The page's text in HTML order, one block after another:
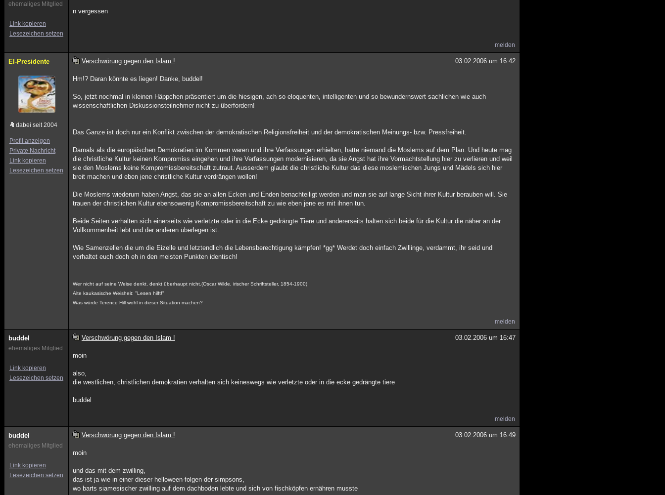
ehemaliges Mitglied
Link kopieren
Lesezeichen setzen
n vergessen
melden
El-Presidente
dabei seit 2004
Profil anzeigen
Private Nachricht
Link kopieren
Lesezeichen setzen
Verschwörung gegen den Islam ! 03.02.2006 um 16:42
Hm!? Daran könnte es liegen! Danke, buddel!
So, jetzt nochmal in kleinen Häppchen präsentiert um die hiesigen, ach so eloquenten, intelligenten und so bewundernswert sachlichen wie auch
wissenschaftlichen Diskussionsteilnehmer nicht zu überfordern!
Das Ganze ist doch nur ein Konflikt zwischen der demokratischen Religionsfreiheit und der demokratischen Meinungs- bzw. Pressfreiheit.
Damals als die europäischen Demokratien im Kommen waren und ihre Verfassungen erhielten, hatte niemand die Moslems auf dem Plan. Und heute mag
die christliche Kultur keinen Kompromiss eingehen und ihre Verfassungen modernisieren, da sie Angst hat ihre Vormachtstellung hier zu verlieren und weil
sie den Moslems keine Kompromissbereitschaft zutraut. Ausserdem glaubt die christliche Kultur das diese moslemischen Jungs und Mädels sich hier
breit machen und eben jene christliche Kultur verdrängen wollen!
Die Moslems wiederum haben Angst, das sie an allen Ecken und Enden benachteiligt werden und man sie auf lange Sicht ihrer Kultur berauben will. Sie
trauen der christlichen Kultur ebensowenig Kompromissbereitschaft zu wie eben jene es mit ihnen tun.
Beide Seiten verhalten sich einerseits wie verletzte oder in die Ecke gedrängte Tiere und andererseits halten sich beide für die Kultur die näher an der
Vollkommenheit lebt und der anderen überlegen ist.
Wie Samenzellen die um die Eizelle und letztendlich die Lebensberechtigung kämpfen! *gg* Werdet doch einfach Zwillinge, verdammt, ihr seid und
verhaltet euch doch eh in den meisten Punkten identisch!
Wer nicht auf seine Weise denkt, denkt überhaupt nicht.(Oscar Wilde, irischer Schriftsteller, 1854-1900)
Alte kaukasische Weisheit: "Lesen hilft!"
Was würde Terence Hill wohl in dieser Situation machen?
melden
buddel
ehemaliges Mitglied
Link kopieren
Lesezeichen setzen
Verschwörung gegen den Islam ! 03.02.2006 um 16:47
moin
also,
die westlichen, christlichen demokratien verhalten sich keineswegs wie verletzte oder in die ecke gedrängte tiere
buddel
melden
buddel
ehemaliges Mitglied
Link kopieren
Lesezeichen setzen
Verschwörung gegen den Islam ! 03.02.2006 um 16:49
moin
und das mit dem zwilling,
das ist ja wie in einer dieser helloween-folgen der simpsons,
wo barts siamesischer zwilling auf dem dachboden lebte und sich von fischköpfen ernähren musste